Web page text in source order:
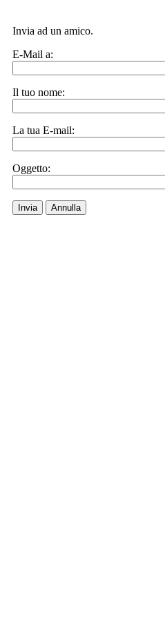
Invia ad un amico.
E-Mail a:
Il tuo nome:
La tua E-mail:
Oggetto:
Invia Annulla